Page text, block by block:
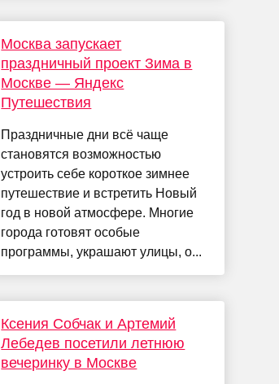
Москва запускает
праздничный проект Зима в
Москве — Яндекс
Путешествия
Праздничные дни всё чаще
становятся возможностью
устроить себе короткое зимнее
путешествие и встретить Новый
год в новой атмосфере. Многие
города готовят особые
программы, украшают улицы, о...
Ксения Собчак и Артемий
Лебедев посетили летнюю
вечеринку в Москве